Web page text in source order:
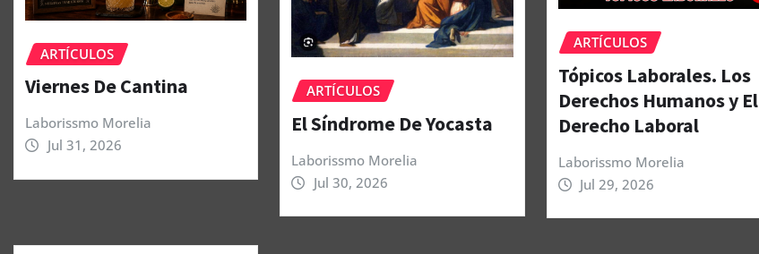
ARTÍCULOS
Viernes De Cantina
Laborissmo Morelia
Jul 31, 2026
ARTÍCULOS
El Síndrome De Yocasta
Laborissmo Morelia
Jul 30, 2026
ARTÍCULOS
Tópicos Laborales. Los
Derechos Humanos y El
Derecho Laboral
Laborissmo Morelia
Jul 29, 2026